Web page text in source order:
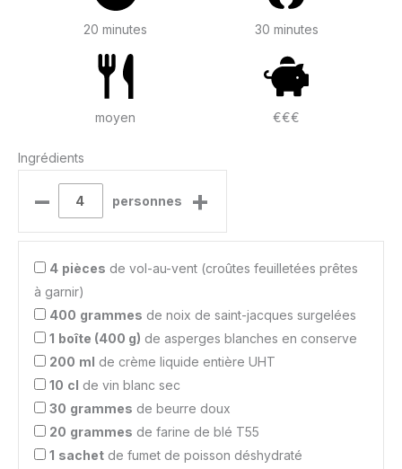
20 minutes 30 minutes
moyen €€€
Ingrédients
– personnes +
4 pièces de vol-au-vent (croûtes feuilletées prêtes
à garnir)
400 grammes de noix de saint-jacques surgelées
1 boîte (400 g) de asperges blanches en conserve
200 ml de crème liquide entière UHT
10 cl de vin blanc sec
30 grammes de beurre doux
20 grammes de farine de blé T55
1 sachet de fumet de poisson déshydraté